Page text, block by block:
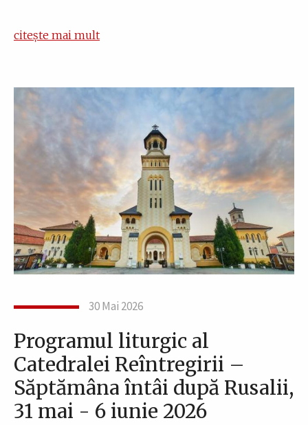
citește mai mult
30 Mai 2026
Programul liturgic al
Catedralei Reîntregirii –
Săptămâna întâi după Rusalii,
31 mai - 6 iunie 2026